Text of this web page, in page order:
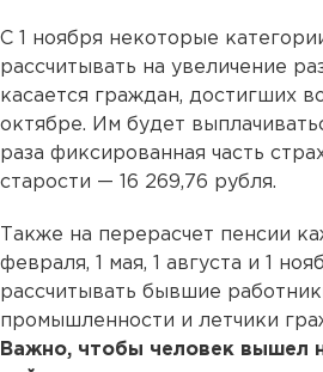
С 1 ноября некоторые
рассчитывать на увеличение
касается граждан, достигших
октябре. Им будет
раза фиксированная часть
старости — 16 269,76 рубля.
Также на перерасчет пенсии
февраля, 1 мая, 1 августа и 1
рассчитывать бывшие
промышленности и летчики
Важно, чтобы человек вышел